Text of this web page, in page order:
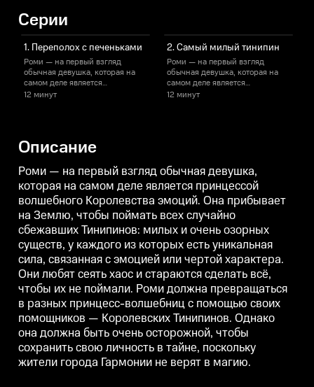
Серии
1. Переполох с печеньками
Роми — на первый взгляд
обычная девушка, которая на
самом деле является
принцессой волшебного
очень озорных существ, у
каждого из которых есть
уникальная сила, связанная с
эмоцией или чертой характера.
Они любят сеять хаос и
стараются сделать всё, чтобы их
не поймали. Роми должна
превращаться в разных
принцесс-волшебниц с
помощью своих помощников —
Королевских Тинипинов.
Однако она должна быть очень
осторожной, чтобы сохранить
свою личность в тайне,
поскольку жители города
Гармонии не верят в магию.
12 минут
2. Самый милый тинипин
Роми — на первый взгляд
обычная девушка, которая на
самом деле является
принцессой волшебного
уникальная сила, связанная с
эмоцией или чертой характера.
Они любят сеять хаос и
стараются сделать всё, чтобы их
не поймали. Роми должна
превращаться в разных
принцесс-волшебниц с
помощью своих помощников —
Королевских Тинипинов.
Однако она должна быть очень
осторожной, чтобы сохранить
свою личность в тайне,
поскольку жители города
Гармонии не верят в магию.
12 минут
Описание
Роми — на первый взгляд обычная девушка,
которая на самом деле является принцессой
волшебного Королевства эмоций. Она прибывает
на Землю, чтобы поймать всех случайно
сбежавших Тинипинов: милых и очень озорных
существ, у каждого из которых есть уникальная
сила, связанная с эмоцией или чертой характера.
Они любят сеять хаос и стараются сделать всё,
чтобы их не поймали. Роми должна превращаться
в разных принцесс-волшебниц с помощью своих
помощников — Королевских Тинипинов. Однако
она должна быть очень осторожной, чтобы
сохранить свою личность в тайне, поскольку
жители города Гармонии не верят в магию.